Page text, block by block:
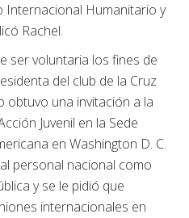
Humanitario y
Rachel.
ser voluntaria los fines de
del club de la Cruz
obtuvo una invitación a la
Juvenil en la Sede
en Washington D. C.
personal nacional como
y se le pidió que
internacionales en